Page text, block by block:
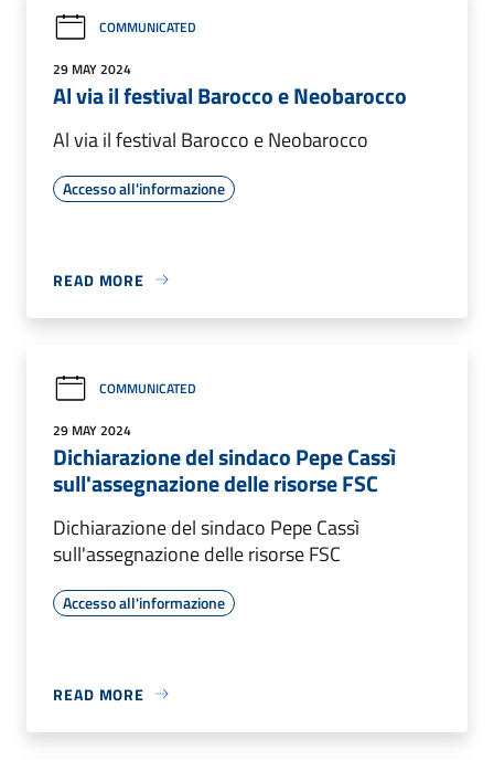
COMMUNICATED
29 MAY 2024
Al via il festival Barocco e Neobarocco
Al via il festival Barocco e Neobarocco
Accesso all'informazione
READ MORE
COMMUNICATED
29 MAY 2024
Dichiarazione del sindaco Pepe Cassì
sull'assegnazione delle risorse FSC
Dichiarazione del sindaco Pepe Cassì
sull'assegnazione delle risorse FSC
Accesso all'informazione
READ MORE